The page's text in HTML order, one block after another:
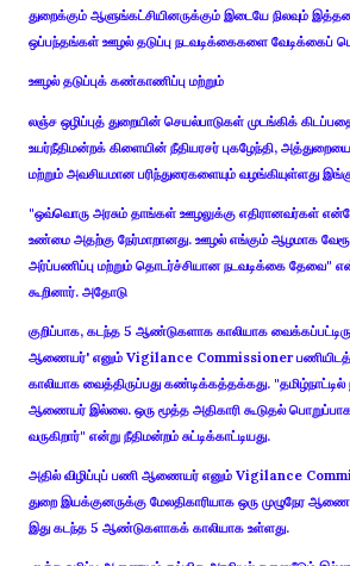
துறைக்கும் ஆளுங்கட்சியினருக்கும் இடையே நிலவும்
ஒப்பந்தங்கள் ஊழல் தடுப்பு நடவடிக்கைகளை வேடிக்கைப்
ஊழல் தடுப்புக் கண்காணிப்பு மற்றும்
லஞ்ச ஒழிப்புத் துறையின் செயல்பாடுகள் முடங்கிக்
உயர்நீதிமன்றக் கிளையின் நீதியரசர் புகழேந்தி,
மற்றும் அவசியமான பரிந்துரைகளையும் வழங்கியுள்ளது
"ஒவ்வொரு அரசும் தாங்கள் ஊழலுக்கு எதிரானவர்கள்
உண்மை அதற்கு நேர்மாறானது. ஊழல் எங்கும் ஆழமாக
அர்ப்பணிப்பு மற்றும் தொடர்ச்சியான நடவடிக்கை தேவை"
கூறினார். அதோடு
குறிப்பாக, கடந்த 5 ஆண்டுகளாக காலியாக
ஆணையர்' எனும் Vigilance Commissioner
காலியாக வைத்திருப்பது கண்டிக்கத்தக்கது. "தமிழ்நாட்டில்
ஆணையர் இல்லை. ஒரு மூத்த அதிகாரி கூடுதல்
வருகிறார்" என்று நீதிமன்றம் சுட்டிக்காட்டியது.
அதில்விழிப்புப் பணி ஆணையர் எனும் Vigilance
துறை இயக்குனருக்கு மேலதிகாரியாக ஒரு முழுநேர
இது கடந்த 5 ஆண்டுகளாகக் காலியாக உள்ளது.